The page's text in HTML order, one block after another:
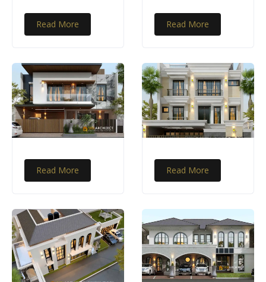
Read More Read More
Read More Read More